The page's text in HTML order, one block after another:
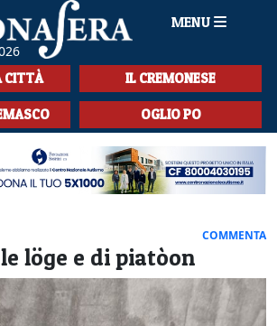
MENU
CITTÀ IL CREMONESE
OGLIO PO
COMMENTA
löge e di piatòon